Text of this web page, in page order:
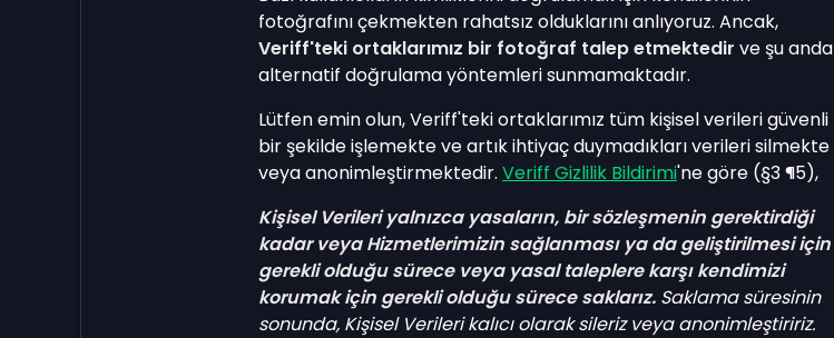
fotoğrafını çekmekten rahatsız olduklarını anlıyoruz. Ancak,
Veriff'teki ortaklarımız bir fotoğraf talep etmektedir ve şu anda
alternatif doğrulama yöntemleri sunmamaktadır.
Lütfen emin olun, Veriff'teki ortaklarımız tüm kişisel verileri güvenli
bir şekilde işlemekte ve artık ihtiyaç duymadıkları verileri silmekte
veya anonimleştirmektedir. Veriff Gizlilik Bildirimi'ne göre (§3 ¶5),
Kişisel Verileri yalnızca yasaların, bir sözleşmenin gerektirdiği
kadar veya Hizmetlerimizin sağlanması ya da geliştirilmesi için
gerekli olduğu sürece veya yasal taleplere karşı kendimizi
korumak için gerekli olduğu sürece saklarız. Saklama süresinin
sonunda, Kişisel Verileri kalıcı olarak sileriz veya anonimleştiririz.